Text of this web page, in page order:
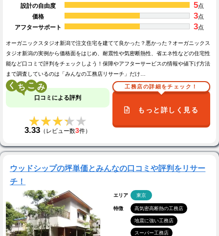
設計の自由度
5点
価格
3点
アフターサポート
3点
オーガニックスタジオ新潟で注文住宅を建てて良かった？悪かった？オーガニックス
タジオ新潟の実例から価格面をはじめ、耐震性や気密断熱性、省エネ性などの住宅性
能など口コミで評判をチェックしよう！保障やアフターサービスの情報や値下げ方法
まで調査しているのは「みんなの工務店リサーチ」だけ…
く こ
口コミによる評判
★★★★★
★★★★★
3.33 （レビュー数3件）
工務店の詳細をチェック！
もっと詳しく見る
ウッドシップの坪単価とみんなの口コミや評判をリサー
チ！
エリア 東京
特徴 高気密高断熱の工務店
地震に強い工務店
スーパー工務店